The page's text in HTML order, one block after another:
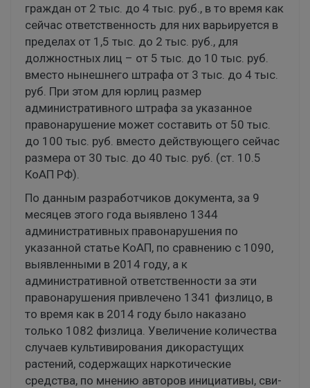
граждан от 2 тыс. до 4 тыс. руб., в то время как
сейчас ответственность для них варьируется в
пределах от 1,5 тыс. до 2 тыс. руб., для
должностных лиц – от 5 тыс. до 10 тыс. руб.
вместо нынешнего штрафа от 3 тыс. до 4 тыс.
руб. При этом для юрлиц размер
административного штрафа за указанное
правонарушение может составить от 50 тыс.
до 100 тыс. руб. вместо действующего сейчас
размера от 30 тыс. до 40 тыс. руб. (ст. 10.5
КоАП РФ).
По данным разработчиков документа, за 9
месяцев этого года выявлено 1344
администра­тивных правонарушения по
указанной статье КоАП, по сравнению с 1090,
выявленными в 2014 году, а к
административной ответственности за эти
правонарушения привлечено 1341 физлицо, в
то время как в 2014 году было наказано
только 1082 физлица. Увеличение ко­личества
случаев культивирования дикорастущих
растений, содержащих наркотические
средства, по мнению авторов инициативы, сви­